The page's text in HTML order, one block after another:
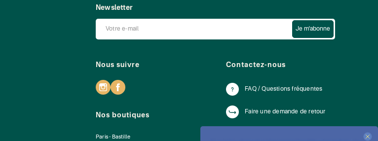
Newsletter
Je m'abonne
Nous suivre
Nos boutiques
Paris - Bastille
Contactez-nous
FAQ / Questions fréquentes
Faire une demande de retour